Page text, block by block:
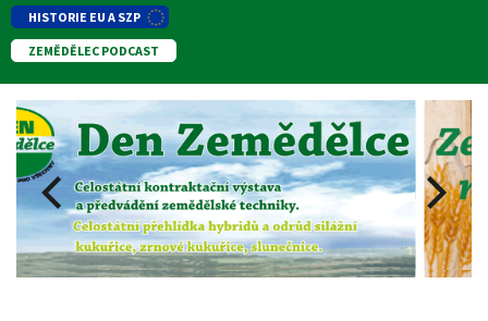
HISTORIE EU A SZP
ZEMĚDĚLEC PODCAST